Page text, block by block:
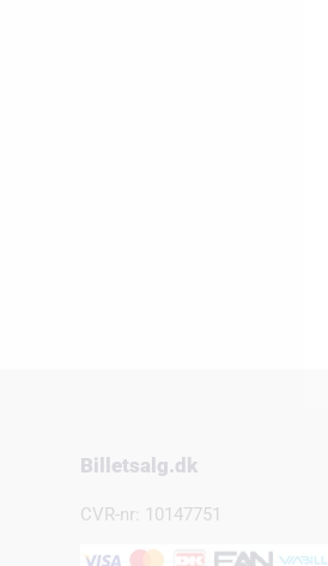
Billetsalg.dk
CVR-nr: 10147751